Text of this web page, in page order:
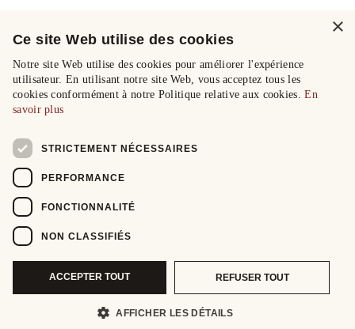
×
Ce site Web utilise des cookies
Notre site Web utilise des cookies pour améliorer l'expérience
utilisateur. En utilisant notre site Web, vous acceptez tous les
cookies conformément à notre Politique relative aux cookies.En
savoir plus
STRICTEMENT NÉCESSAIRES
PERFORMANCE
FONCTIONNALITÉ
NON CLASSIFIÉS
ACCEPTER TOUT REFUSER TOUT
AFFICHER LES DÉTAILS